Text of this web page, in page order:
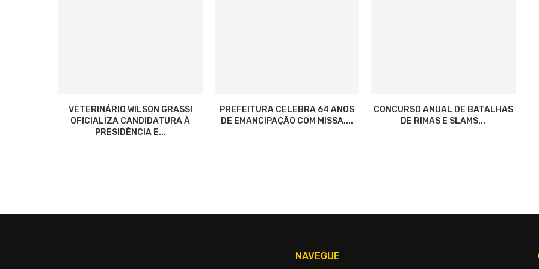
VETERINÁRIO WILSON GRASSI
OFICIALIZA CANDIDATURA À
PRESIDÊNCIA E...
PREFEITURA CELEBRA 64 ANOS
DE EMANCIPAÇÃO COM MISSA,...
CONCURSO ANUAL DE BATALHAS
DE RIMAS E SLAMS...
NAVEGUE